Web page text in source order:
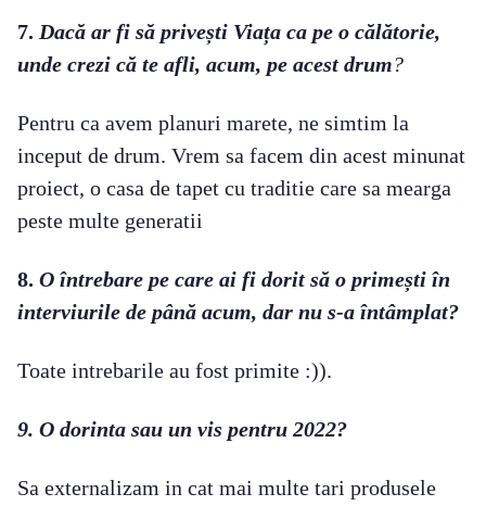
7. Dacă ar fi să privești Viața ca pe o călătorie,
unde crezi că te afli, acum, pe acest drum?
Pentru ca avem planuri marete, ne simtim la
inceput de drum. Vrem sa facem din acest minunat
proiect, o casa de tapet cu traditie care sa mearga
peste multe generatii
8. O întrebare pe care ai fi dorit să o primești în
interviurile de până acum, dar nu s-a întâmplat?
Toate intrebarile au fost primite :)).
9. O dorinta sau un vis pentru 2022?
Sa externalizam in cat mai multe tari produsele